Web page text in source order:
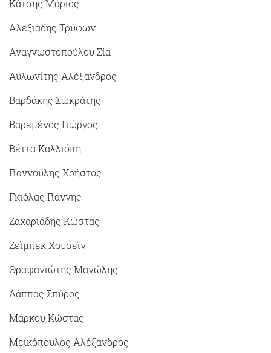
Κάτσης Μάριος
Αλεξιάδης Τρύφων
Αναγνωστοπούλου Σία
Αυλωνίτης Αλέξανδρος
Βαρδάκης Σωκράτης
Βαρεμένος Γιώργος
Βέττα Καλλιόπη
Γιαννούλης Χρήστος
Γκιόλας Γιάννης
Ζαχαριάδης Κώστας
Ζεϊμπέκ Χουσεΐν
Θραψανιώτης Μανώλης
Λάππας Σπύρος
Μάρκου Κώστας
Μεϊκόπουλος Αλέξανδρος